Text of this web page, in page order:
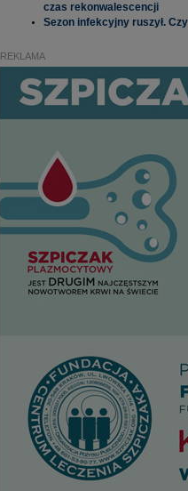
czas rekonwalescencji
Sezon infekcyjny ruszył.
REKLAMA